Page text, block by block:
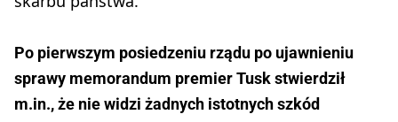
Po pierwszym posiedzeniu rządu po ujawnieniu
sprawy memorandum premier Tusk stwierdził
m.in., że nie widzi żadnych istotnych szkód